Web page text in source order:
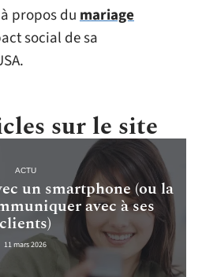
propos dumariage
social de sa
sur le site
ACTU
un smartphone (ou la
avec à ses
clients)
11 mars 2026